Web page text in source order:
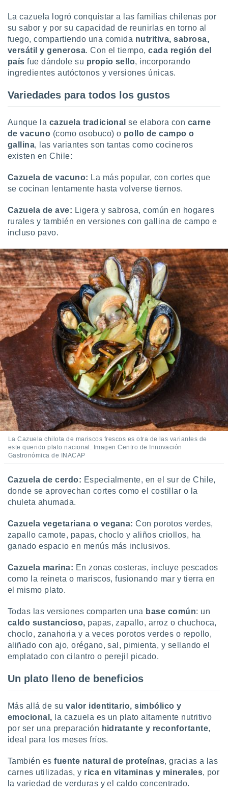
o
aunque
no
Puedes
web a
únicos
como
IP
de
posible
traten tus
en
interés
a lo que
Para
su
u
datos
momento
en
en
en
de
o acceder
datos
perfiles
crear un
uso de
contenido
de la
de
o a través
de
de
uso de
con el
La cazuela logró conquistar a las familias chilenas por
su sabor y por su capacidad de reunirlas en torno al
fuego, compartiendo una comida nutritiva, sabrosa,
versátil y generosa. Con el tiempo,cada región del
país fue dándole su propio sello, incorporando
ingredientes autóctonos y versiones únicas.
Variedades para todos los gustos
Aunque la cazuela tradicional se elabora con carne
de vacuno (como osobuco) o pollo de campo o
gallina, las variantes son tantas como cocineros
existen en Chile:
Cazuela de vacuno: La más popular, con cortes que
se cocinan lentamente hasta volverse tiernos.
Cazuela de ave: Ligera y sabrosa, común en hogares
rurales y también en versiones con gallina de campo e
incluso pavo.
La Cazuela chilota de mariscos frescos es otra de las variantes de
este querido plato nacional. Imagen:Centro de Innovación
Gastronómica de INACAP
Cazuela de cerdo: Especialmente, en el sur de Chile,
donde se aprovechan cortes como el costillar o la
chuleta ahumada.
Cazuela vegetariana o vegana:Con porotos verdes,
zapallo camote, papas, choclo y aliños criollos, ha
ganado espacio en menús más inclusivos.
Cazuela marina: En zonas costeras, incluye pescados
como la reineta o mariscos, fusionando mar y tierra en
el mismo plato.
Todas las versiones comparten una base común: un
caldo sustancioso, papas, zapallo, arroz o chuchoca,
choclo, zanahoria y a veces porotos verdes o repollo,
aliñado con ajo, orégano, sal, pimienta, y sellando el
emplatado con cilantro o perejil picado.
Un plato lleno de beneficios
Más allá de suvalor identitario, simbólico y
emocional, la cazuela es un plato altamente nutritivo
por ser una preparación hidratante y reconfortante,
ideal para los meses fríos.
También esfuente natural de proteínas, gracias a las
carnes utilizadas, y rica en vitaminas y minerales, por
la variedad de verduras y el caldo concentrado.